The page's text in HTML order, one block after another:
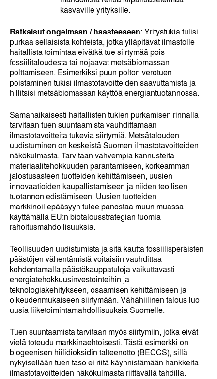
kasvaville yrityksille.
Ratkaisut ongelmaan / haasteeseen: Yritystukia tulisi
purkaa sellaisista kohteista, jotka ylläpitävät ilmastolle
haitallista toimintaa eivätkä tue siirtymää pois
fossiilitaloudesta tai nojaavat metsäbiomassan
polttamiseen. Esimerkiksi puun polton verotuen
poistaminen tukisi ilmastotavoitteiden saavuttamista ja
hillitsisi metsäbiomassan käyttöä energiantuotannossa.
Samanaikaisesti haitallisten tukien purkamisen rinnalla
tarvitaan tuen suuntaamista vauhdittamaan
ilmastotavoitteita tukevia siirtymiä. Metsätalouden
uudistuminen on keskeistä Suomen ilmastotavoitteiden
näkökulmasta. Tarvitaan vahvempia kannusteita
materiaalitehokkuuden parantamiseen, korkeamman
jalostusasteen tuotteiden kehittämiseen, uusien
innovaatioiden kaupallistamiseen ja niiden teollisen
tuotannon edistämiseen. Uusien tuotteiden
markkinoillepääsyyn tulee panostaa muun muassa
käyttämällä EU:n biotalousstrategian tuomia
rahoitusmahdollisuuksia.
Teollisuuden uudistumista ja sitä kautta fossiilisperäisten
päästöjen vähentämistä voitaisiin vauhdittaa
kohdentamalla päästökauppatuloja vaikuttavasti
energiatehokkuusinvestointeihin ja
teknologiakehitykseen, osaamisen kehittämiseen ja
oikeudenmukaiseen siirtymään. Vähähiilinen talous luo
uusia liiketoimintamahdollisuuksia Suomelle.
Tuen suuntaamista tarvitaan myös siirtymiin, jotka eivät
vielä toteudu markkinaehtoisesti. Tästä esimerkki on
biogeenisen hiilidioksidin talteenotto (BECCS), sillä
nykyisellään tuen taso ei riitä käynnistämään hankkeita
ilmastotavoitteiden näkökulmasta riittävällä tahdilla.